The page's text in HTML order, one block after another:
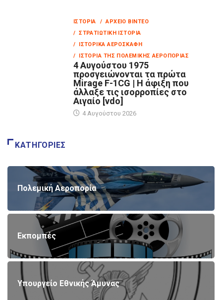
ΙΣΤΟΡΊΑ
/ ΑΡΧΕΊΟ ΒΊΝΤΕΟ
/ ΣΤΡΑΤΙΩΤΙΚΉ ΙΣΤΟΡΊΑ
/ ΙΣΤΟΡΙΚΆ ΑΕΡΟΣΚΆΦΗ
/ ΙΣΤΟΡΊΑ ΤΗΣ ΠΟΛΕΜΙΚΉΣ ΑΕΡΟΠΟΡΊΑΣ
4 Αυγούστου 1975
προσγειώνονται τα πρώτα
Mirage F-1CG | Η άφιξη που
άλλαξε τις ισορροπίες στο
Αιγαίο [vdo]
4 Αυγούστου 2026
ΚΑΤΗΓΟΡΊΕΣ
Πολεμική Αεροπορία
Εκπομπές
Υπουργείο Εθνικής Άμυνας